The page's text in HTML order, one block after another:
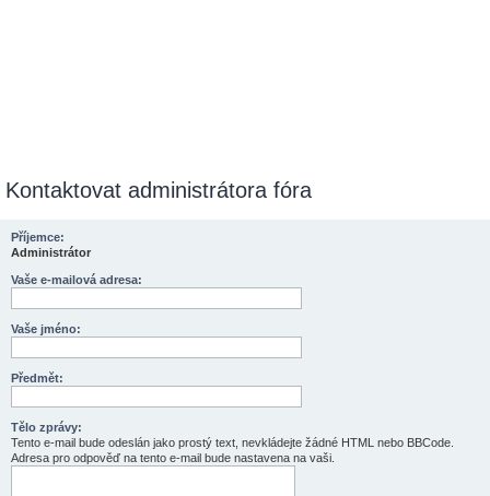
Kontaktovat administrátora fóra
Příjemce:
Administrátor
Vaše e-mailová adresa:
Vaše jméno:
Předmět:
Tělo zprávy:
Tento e-mail bude odeslán jako prostý text, nevkládejte žádné HTML nebo BBCode.
Adresa pro odpověď na tento e-mail bude nastavena na vaši.